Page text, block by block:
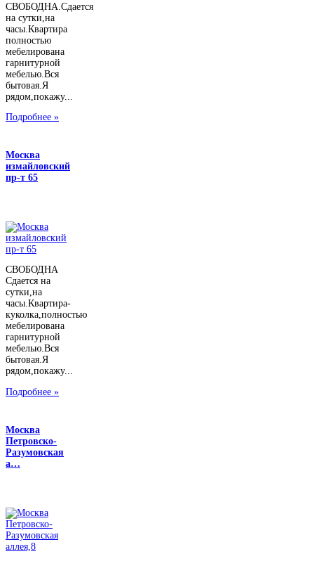
СВОБОДНА.Сдается
на сутки,на
часы.Квартира
полностью
мебелирована
гарнитурной
мебелью.Вся
бытовая.Я
рядом,покажу...
Подробнее »
Москва
измайловский
пр-т 65
СВОБОДНА
Сдается на
сутки,на
часы.Квартира-
куколка,полностью
мебелирована
гарнитурной
мебелью.Вся
бытовая.Я
рядом,покажу...
Подробнее »
Москва
Петровско-
Разумовская
а…